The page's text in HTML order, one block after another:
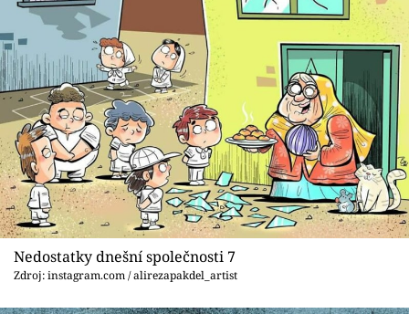
Nedostatky dnešní společnosti 7
Zdroj: instagram.com / alirezapakdel_artist